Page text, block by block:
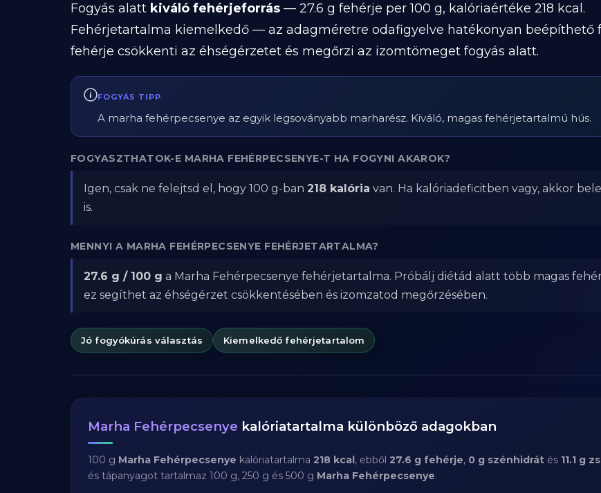
Fogyás alatt kiváló fehérjeforrás — 27.6 g fehérje per 100 g, kalóriaértéke 218 kcal.
Fehérjetartalma kiemelkedő — az adagméretre odafigyelve hatékonyan beépíthető
fehérje csökkenti az éhségérzetet és megőrzi az izomtömeget fogyás alatt.
FOGYÁS TIPP
A marha fehérpecsenye az egyik legsoványabb marharész. Kiváló, magas fehérjetartalmú hús.
FOGYASZTHATOK-E MARHA FEHÉRPECSENYE-T HA FOGYNI AKAROK?
Igen, csak ne felejtsd el, hogy 100 g-ban 218 kalória van. Ha kalóriadeficitben vagy, akkor
is.
MENNYI A MARHA FEHÉRPECSENYE FEHÉRJETARTALMA?
27.6 g / 100 g a Marha Fehérpecsenye fehérjetartalma. Próbálj diétád alatt több magas
ez segíthet az éhségérzet csökkentésében és izomzatod megőrzésében.
Jó fogyókúrás választás Kiemelkedő fehérjetartalom
Marha Fehérpecsenye kalóriatartalma különböző adagokban
100 g Marha Fehérpecsenye kalóriatartalma 218 kcal, ebből 27.6 g fehérje, 0 g szénhidrát és 11.1 g
és tápanyagot tartalmaz 100 g, 250 g és 500 g Marha Fehérpecsenye.